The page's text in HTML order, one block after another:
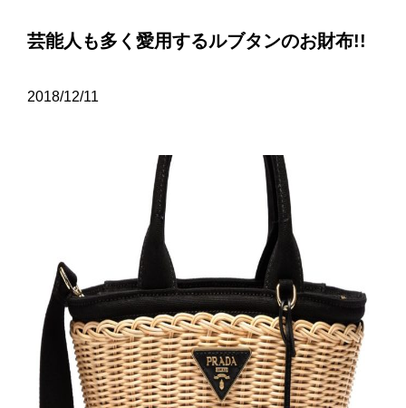
芸能人も多く愛用するルブタンのお財布!!
2018/12/11